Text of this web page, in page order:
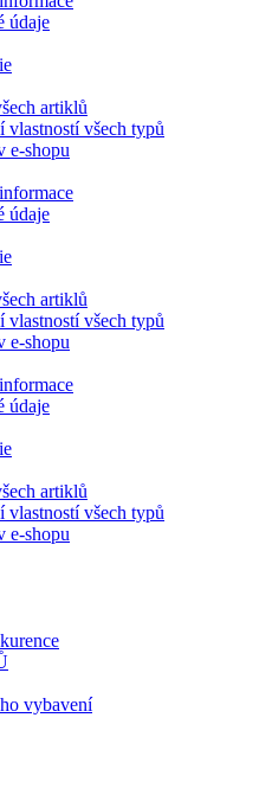
údaje
artiklů
vlastností všech typů
e-shopu
údaje
artiklů
vlastností všech typů
e-shopu
údaje
artiklů
vlastností všech typů
e-shopu
vybavení